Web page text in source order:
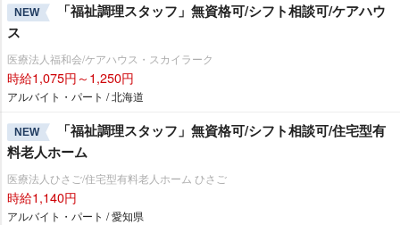
NEW
「福祉調理スタッフ」無資格可/シフト相談可/ケアハウ
ス
医療法人福和会/ケアハウス・スカイラーク
時給1,075円～1,250円
アルバイト・パート / 北海道
NEW
「福祉調理スタッフ」無資格可/シフト相談可/住宅型有
料老人ホーム
医療法人ひさご/住宅型有料老人ホーム ひさご
時給1,140円
アルバイト・パート / 愛知県